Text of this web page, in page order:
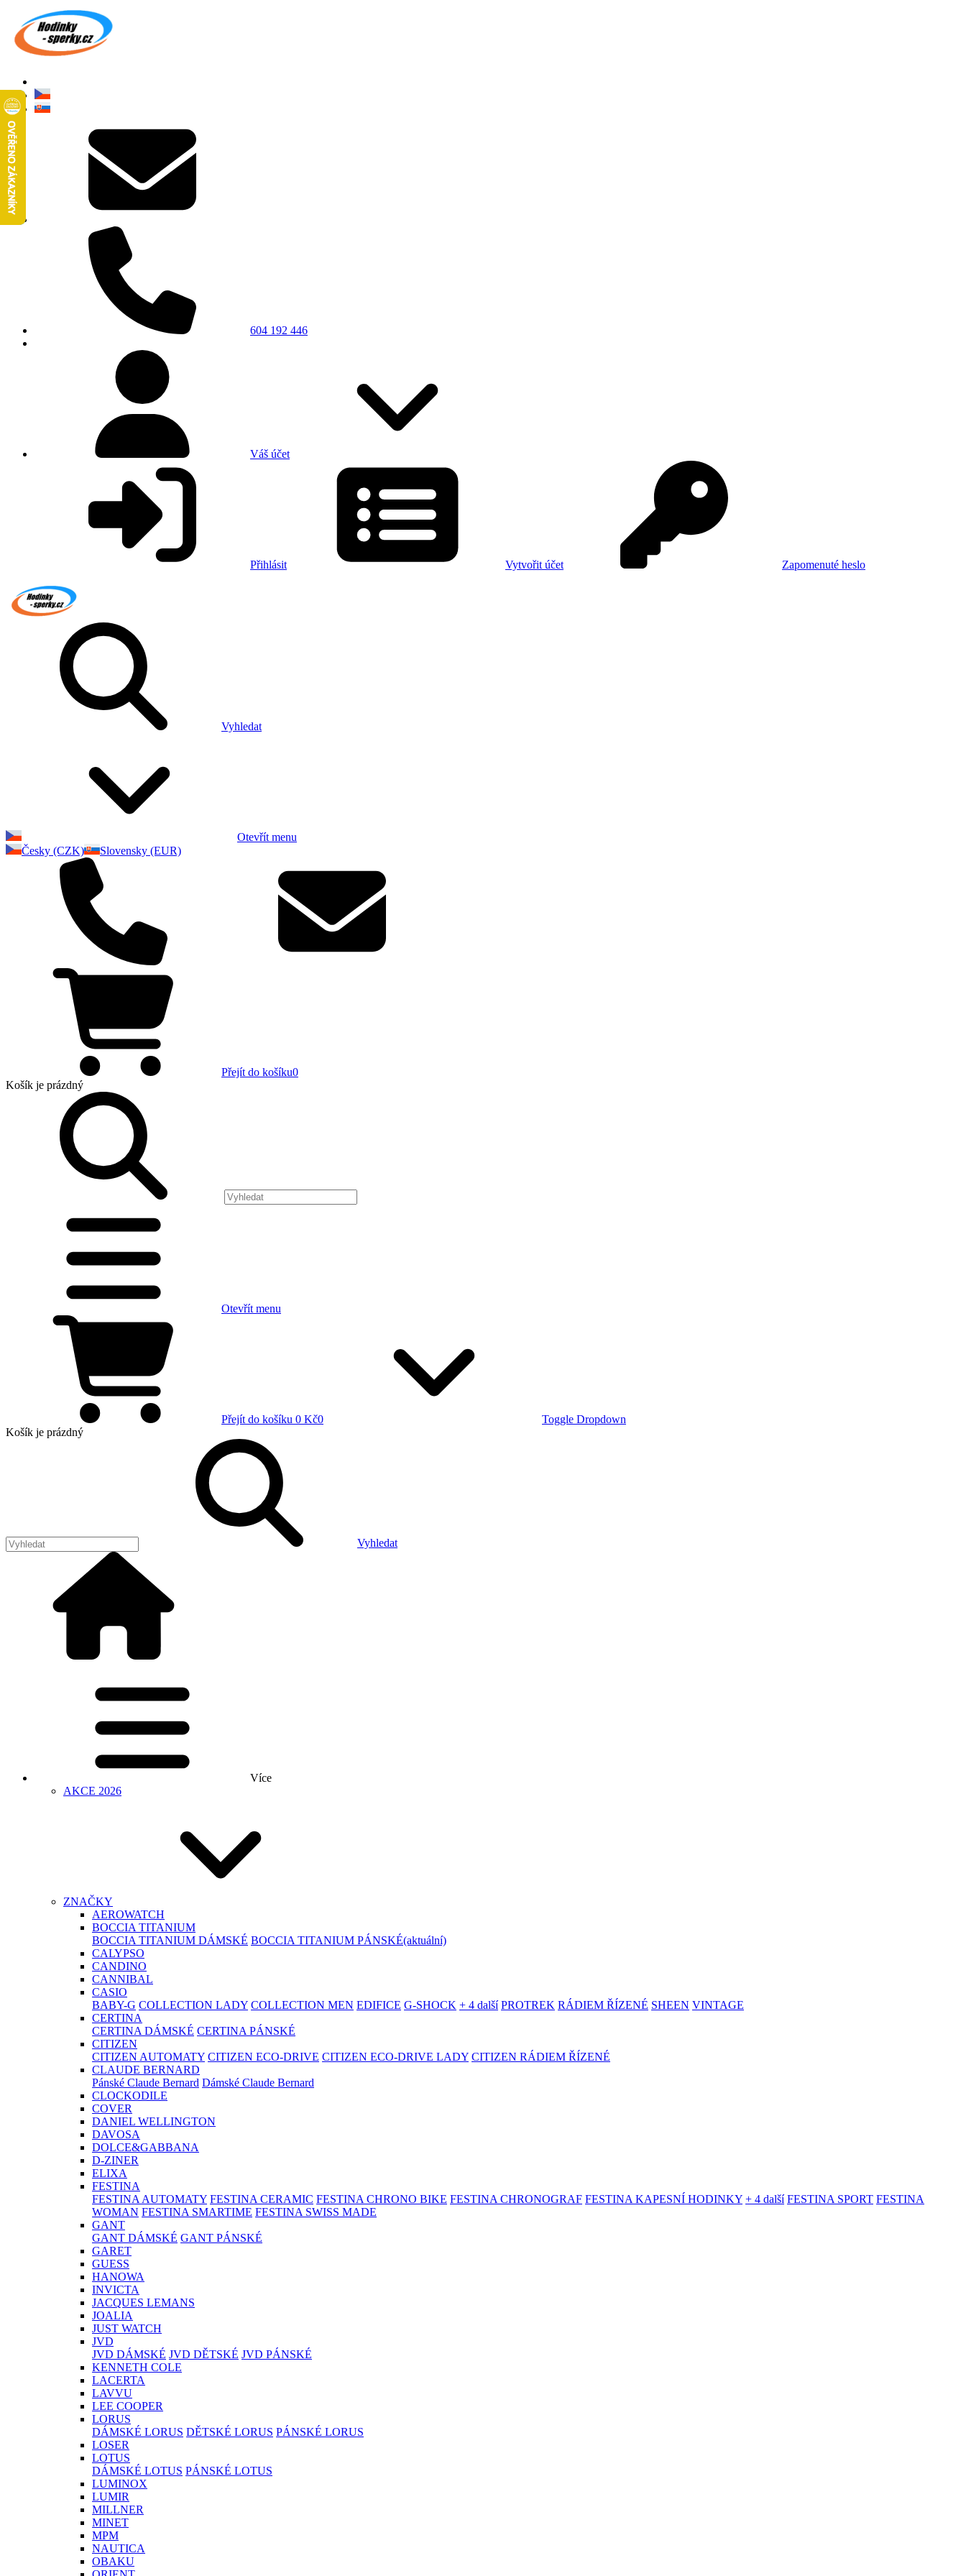
604 192 446
Váš účet
Přihlásit Vytvořit účet Zapomenuté heslo
Vyhledat
Otevřít menu
Česky (CZK)
Slovensky (EUR)
Přejít do košíku0
Košík je prázdný
Otevřít menu
Přejít do košíku 0 Kč0
Toggle Dropdown
Košík je prázdný
Vyhledat
Více
AKCE 2026
ZNAČKY
AEROWATCH
BOCCIA TITANIUM
BOCCIA TITANIUM DÁMSKÉ BOCCIA TITANIUM PÁNSKÉ(aktuální)
CALYPSO
CANDINO
CANNIBAL
CASIO
BABY-G COLLECTION LADY COLLECTION MEN EDIFICE G-SHOCK + 4 další PROTREK RÁDIEM ŘÍZENÉ SHEEN VINTAGE
CERTINA
CERTINA DÁMSKÉ CERTINA PÁNSKÉ
CITIZEN
CITIZEN AUTOMATY CITIZEN ECO-DRIVE CITIZEN ECO-DRIVE LADY CITIZEN RÁDIEM ŘÍZENÉ
CLAUDE BERNARD
Pánské Claude Bernard Dámské Claude Bernard
CLOCKODILE
COVER
DANIEL WELLINGTON
DAVOSA
DOLCE&GABBANA
D-ZINER
ELIXA
FESTINA
FESTINA AUTOMATY FESTINA CERAMIC FESTINA CHRONO BIKE FESTINA CHRONOGRAF FESTINA KAPESNÍ HODINKY + 4 další FESTINA SPORT FESTINA
WOMAN FESTINA SMARTIME FESTINA SWISS MADE
GANT
GANT DÁMSKÉ GANT PÁNSKÉ
GARET
GUESS
HANOWA
INVICTA
JACQUES LEMANS
JOALIA
JUST WATCH
JVD
JVD DÁMSKÉ JVD DĚTSKÉ JVD PÁNSKÉ
KENNETH COLE
LACERTA
LAVVU
LEE COOPER
LORUS
DÁMSKÉ LORUS DĚTSKÉ LORUS PÁNSKÉ LORUS
LOSER
LOTUS
DÁMSKÉ LOTUS PÁNSKÉ LOTUS
LUMINOX
LUMIR
MILLNER
MINET
MPM
NAUTICA
OBAKU